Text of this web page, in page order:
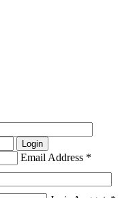
rights reserved.
Email Address *